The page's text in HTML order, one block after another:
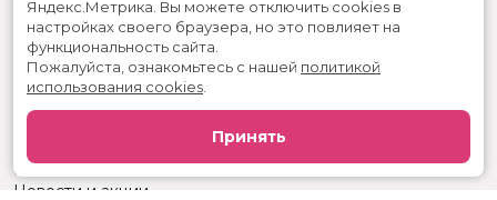
Скоро в кино
Вакансии
Новости и акции
Яндекс.Метрика. Вы можете отключить cookies в
настройках своего браузера, но это повлияет на
функциональность сайта.
Пожалуйста, ознакомьтесь с нашей политикой
использования cookies
Принять